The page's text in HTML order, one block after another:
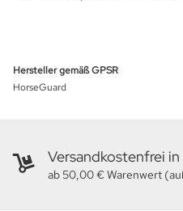
Hersteller gemäß GPSR
HorseGuard
Versandkostenfrei
ab 50,00 € Warenwert